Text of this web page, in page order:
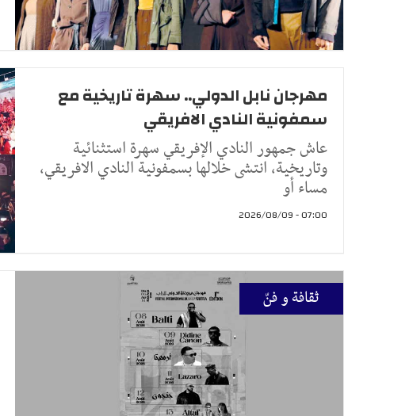
مهرجان نابل الدولي.. سهرة تاريخية مع
سمفونية النادي الافريقي
عاش جمهور النادي الإفريقي سهرة استثنائية
وتاريخية، انتشى خلالها بسمفونية النادي الافريقي،
مساء أو
07:00 - 2026/08/09
ثقافة و فنّ